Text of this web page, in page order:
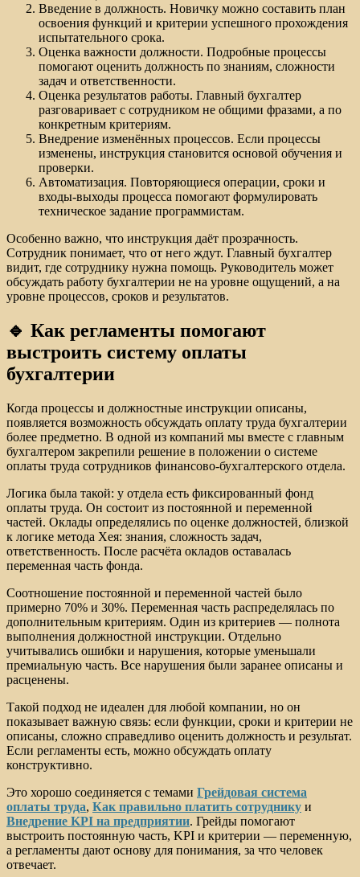
Введение в должность. Новичку можно составить план
освоения функций и критерии успешного прохождения
испытательного срока.
Оценка важности должности. Подробные процессы
помогают оценить должность по знаниям, сложности
задач и ответственности.
Оценка результатов работы. Главный бухгалтер
разговаривает с сотрудником не общими фразами, а по
конкретным критериям.
Внедрение изменённых процессов. Если процессы
изменены, инструкция становится основой обучения и
проверки.
Автоматизация. Повторяющиеся операции, сроки и
входы-выходы процесса помогают формулировать
техническое задание программистам.
Особенно важно, что инструкция даёт прозрачность.
Сотрудник понимает, что от него ждут. Главный бухгалтер
видит, где сотруднику нужна помощь. Руководитель может
обсуждать работу бухгалтерии не на уровне ощущений, а на
уровне процессов, сроков и результатов.
🔹 Как регламенты помогают
выстроить систему оплаты
бухгалтерии
Когда процессы и должностные инструкции описаны,
появляется возможность обсуждать оплату труда бухгалтерии
более предметно. В одной из компаний мы вместе с главным
бухгалтером закрепили решение в положении о системе
оплаты труда сотрудников финансово-бухгалтерского отдела.
Логика была такой: у отдела есть фиксированный фонд
оплаты труда. Он состоит из постоянной и переменной
частей. Оклады определялись по оценке должностей, близкой
к логике метода Хея: знания, сложность задач,
ответственность. После расчёта окладов оставалась
переменная часть фонда.
Соотношение постоянной и переменной частей было
примерно 70% и 30%. Переменная часть распределялась по
дополнительным критериям. Один из критериев — полнота
выполнения должностной инструкции. Отдельно
учитывались ошибки и нарушения, которые уменьшали
премиальную часть. Все нарушения были заранее описаны и
расценены.
Такой подход не идеален для любой компании, но он
показывает важную связь: если функции, сроки и критерии не
описаны, сложно справедливо оценить должность и результат.
Если регламенты есть, можно обсуждать оплату
конструктивно.
Это хорошо соединяется с темами Грейдовая система
оплаты труда, Как правильно платить сотруднику и
Внедрение KPI на предприятии. Грейды помогают
выстроить постоянную часть, KPI и критерии — переменную,
а регламенты дают основу для понимания, за что человек
отвечает.